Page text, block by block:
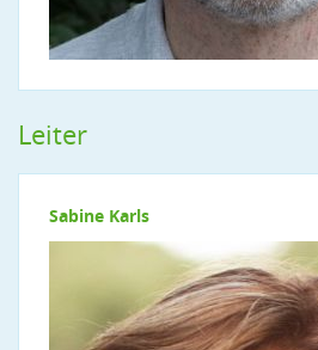
Leiter
Sabine Karls